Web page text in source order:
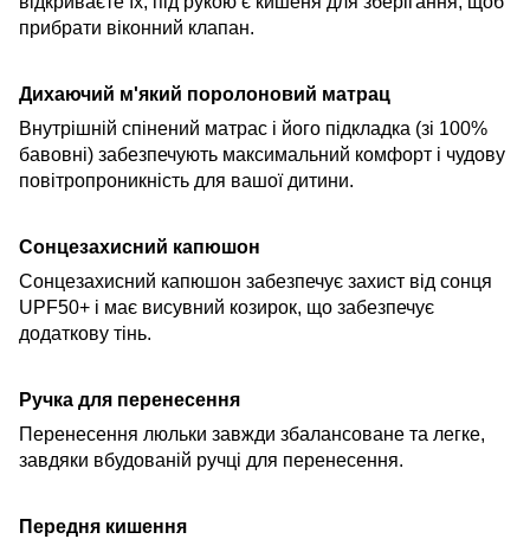
прибрати віконний клапан.
Дихаючий м'який поролоновий матрац
Внутрішній спінений матрас і його підкладка (зі 100%
бавовні) забезпечують максимальний комфорт і чудову
повітропроникність для вашої дитини.
Сонцезахисний капюшон
Сонцезахисний капюшон забезпечує захист від сонця
UPF50+ і має висувний козирок, що забезпечує
додаткову тінь.
Ручка для перенесення
Перенесення люльки завжди збалансоване та легке,
завдяки вбудованій ручці для перенесення.
Передня кишення